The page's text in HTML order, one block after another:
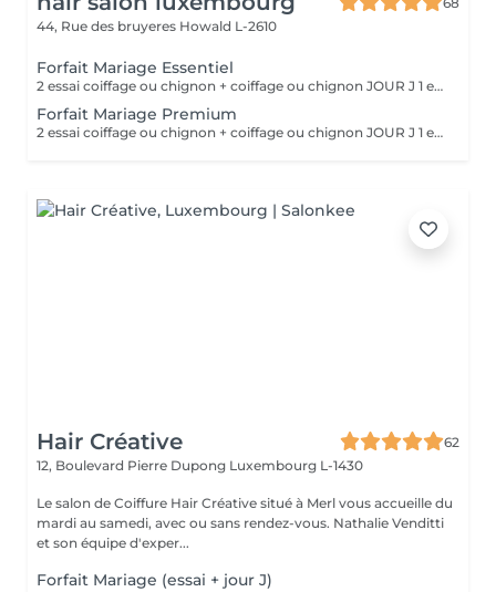
44, Rue des bruyeres Howald L-2610
Forfait Mariage Essentiel
2 essai coiffage ou chignon + coiffage ou chignon JOUR J 1 essai maquillage + maquillage JOUR J Une prestation de manucure en gel ° cadeaux offert
Forfait Mariage Premium
2 essai coiffage ou chignon + coiffage ou chignon JOUR J 1 essai maquillage + maquillage JOUR J Une prestation de manucure en gel au choix Une prestation de beauté des pieds en gel au choix ° Un massage relaxant ° Un cadeaux offert
Hair Créative
62
12, Boulevard Pierre Dupong Luxembourg L-1430
Le salon de Coiffure Hair Créative situé à Merl vous accueille du
mardi au samedi, avec ou sans rendez-vous. Nathalie Venditti
et son équipe d'exper...
Forfait Mariage (essai + jour J)